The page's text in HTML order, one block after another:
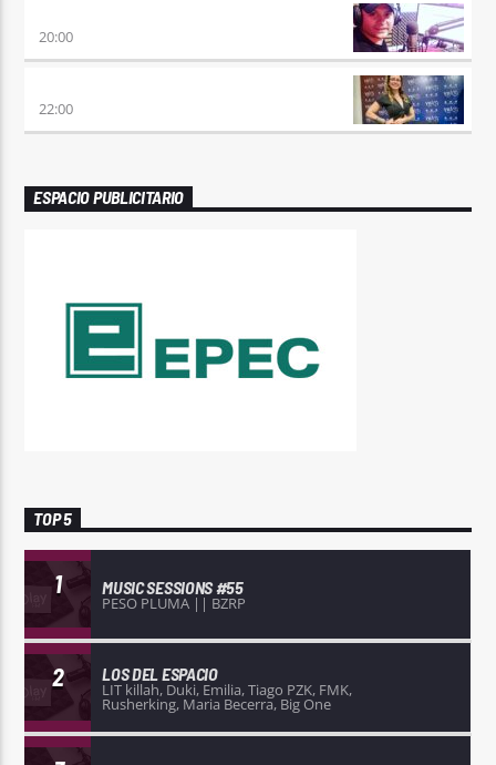
20:00
22:00
ESPACIO PUBLICITARIO
TOP 5
1 MUSIC SESSIONS #55
PESO PLUMA || BZRP
2 LOS DEL ESPACIO
LIT killah, Duki, Emilia, Tiago PZK, FMK,
Rusherking, Maria Becerra, Big One